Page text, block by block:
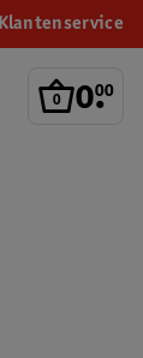
Klantenservice
0.
00